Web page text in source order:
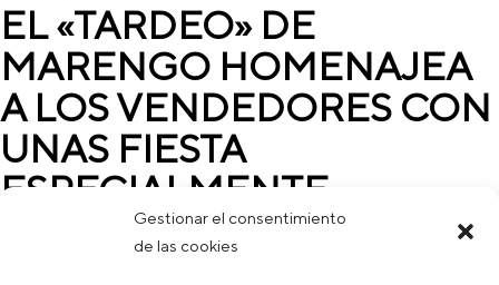
Gestionar el consentimiento
de las cookies
EL «TARDEO» DE
MARENGO HOMENAJEA
A LOS VENDEDORES CON
UNAS FIESTA
ESPECIALMENTE
DEDICADA